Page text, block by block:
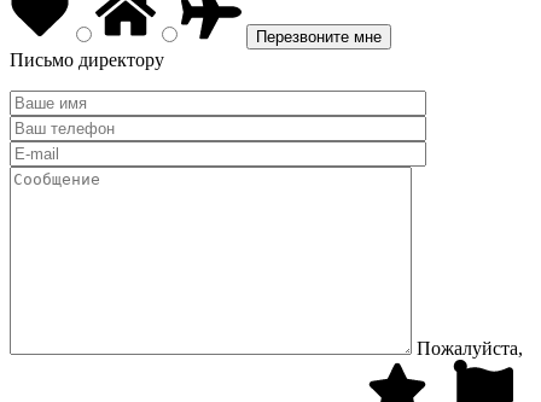
Письмо директору
Пожалуйста,